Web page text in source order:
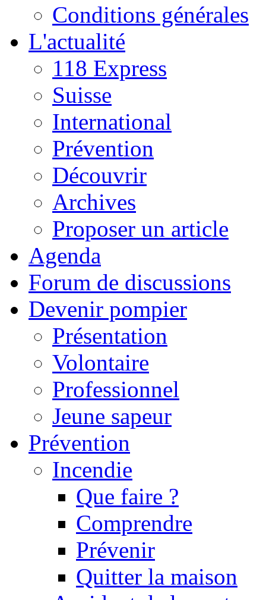
Conditions générales
L'actualité
118 Express
Suisse
International
Prévention
Découvrir
Archives
Proposer un article
Agenda
Forum de discussions
Devenir pompier
Présentation
Volontaire
Professionnel
Jeune sapeur
Prévention
Incendie
Que faire ?
Comprendre
Prévenir
Quitter la maison